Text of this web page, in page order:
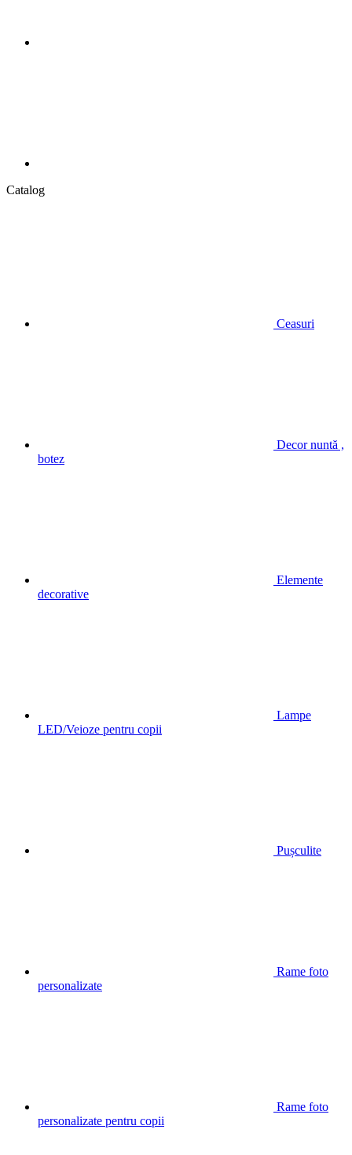
Catalog
Ceasuri
Decor nuntă ,
botez
Elemente
decorative
Lampe
LED/Veioze pentru copii
Pușculite
Rame foto
personalizate
Rame foto
personalizate pentru copii